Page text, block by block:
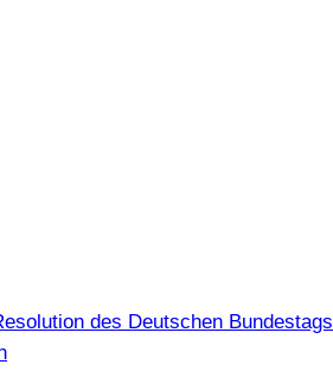
des Deutschen Bundestags